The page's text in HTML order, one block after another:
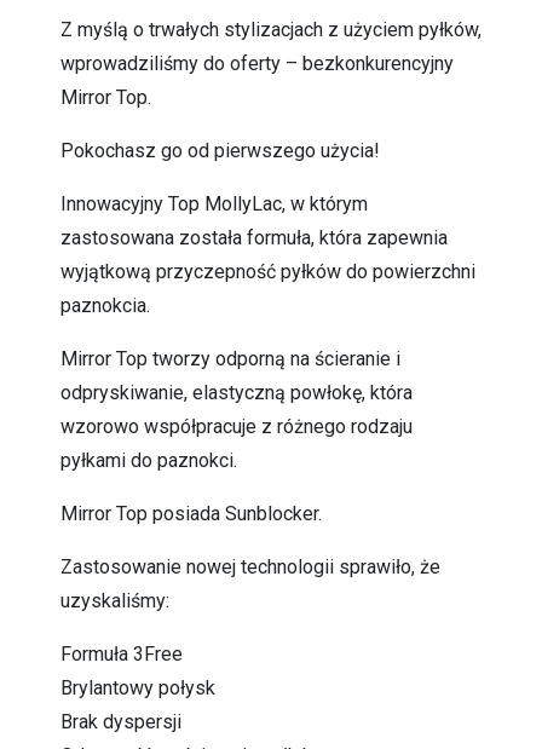
Z myślą o trwałych stylizacjach z użyciem pyłków,
wprowadziliśmy do oferty – bezkonkurencyjny
Mirror Top.
Pokochasz go od pierwszego użycia!
Innowacyjny Top MollyLac, w którym
zastosowana została formuła, która zapewnia
wyjątkową przyczepność pyłków do powierzchni
paznokcia.
Mirror Top tworzy odporną na ścieranie i
odpryskiwanie, elastyczną powłokę, która
wzorowo współpracuje z różnego rodzaju
pyłkami do paznokci.
Mirror Top posiada Sunblocker.
Zastosowanie nowej technologii sprawiło, że
uzyskaliśmy:
Formuła 3Free
Brylantowy połysk
Brak dyspersji